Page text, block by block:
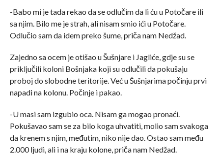
-Babo mi je tada rekao da se odlučim da li ću u Potočare ili
sa njim. Bilo me je strah, ali nisam smio ići u Potočare.
Odlučio sam da idem preko šume, priča nam Nedžad.
Zajedno sa ocem je otišao u Šušnjare i Jagliće, gdje su se
priključili koloni Bošnjaka koji su odlučili da pokušaju
proboj do slobodne teritorije. Već u Šušnjarima počinju prvi
napadi na kolonu. Počinje i pakao.
-U masi sam izgubio oca. Nisam ga mogao pronaći.
Pokušavao sam se za bilo koga uhvatiti, molio sam svakoga
da krenem s njim, međutim, niko nije dao. Ostao sam među
2.000 ljudi, ali i na kraju kolone, priča nam Nedžad.